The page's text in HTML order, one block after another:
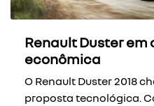
Renault Duster em
econômica
O Renault Duster 2018
proposta tecnológica.